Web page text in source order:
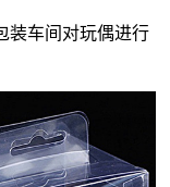
装车间对玩偶进行